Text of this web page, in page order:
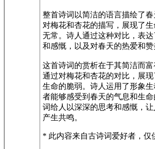
整首诗词以简洁的语言描绘了
对梅花和杏花的描写，展现了
无常。诗人通过这种对比，表
和感慨，以及对春天的热爱和赞
这首诗词的赏析在于其简洁而富
通过对梅花和杏花的对比，展
生命的脆弱。诗人运用了形象
者能够感受到春天的气息和生
词给人以深深的思考和感慨，
产生共鸣。
* 此内容来自古诗词爱好者，仅